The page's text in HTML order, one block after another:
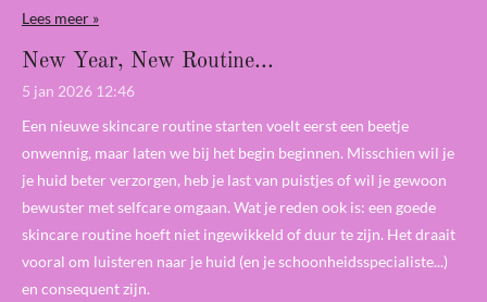
Lees meer »
New Year, New Routine...
5 jan 2026 12:46
Een nieuwe skincare routine starten voelt eerst een beetje
onwennig, maar laten we bij het begin beginnen. Misschien wil je
je huid beter verzorgen, heb je last van puistjes of wil je gewoon
bewuster met selfcare omgaan. Wat je reden ook is: een goede
skincare routine hoeft niet ingewikkeld of duur te zijn. Het draait
vooral om luisteren naar je huid (en je schoonheidsspecialiste...)
en consequent zijn.